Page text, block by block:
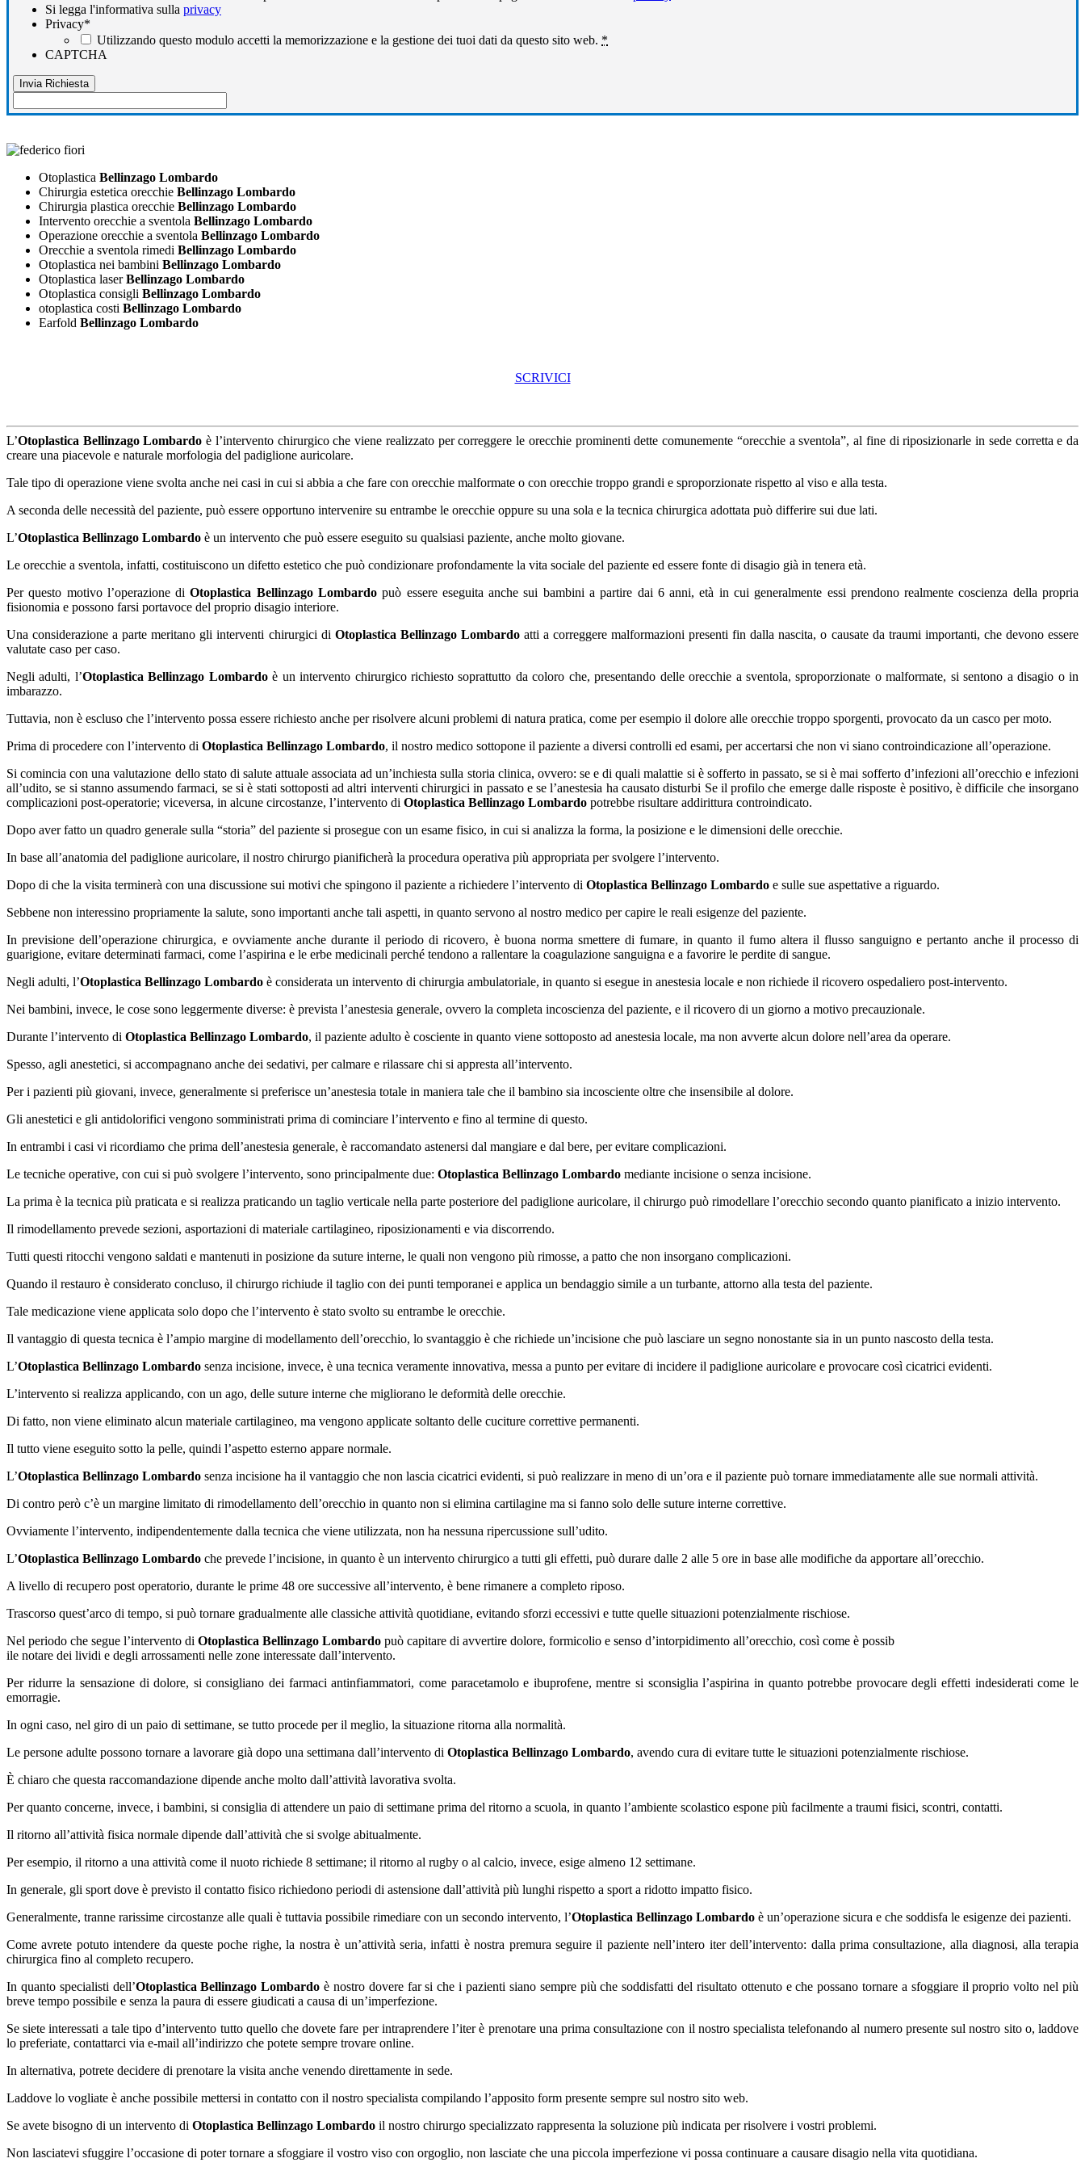
Si legga l'informativa sulla privacy
Privacy*
Utilizzando questo modulo accetti la memorizzazione e la gestione dei tuoi dati da questo sito web. *
CAPTCHA
Otoplastica Bellinzago Lombardo
Chirurgia estetica orecchie Bellinzago Lombardo
Chirurgia plastica orecchie Bellinzago Lombardo
Intervento orecchie a sventola Bellinzago Lombardo
Operazione orecchie a sventola Bellinzago Lombardo
Orecchie a sventola rimedi Bellinzago Lombardo
Otoplastica nei bambini Bellinzago Lombardo
Otoplastica laserBellinzago Lombardo
Otoplastica consigli Bellinzago Lombardo
otoplastica costi Bellinzago Lombardo
Earfold Bellinzago Lombardo
SCRIVICI
L’Otoplastica Bellinzago Lombardo è l’intervento chirurgico che viene realizzato per correggere le orecchie prominenti dette comunemente “orecchie a sventola”, al fine di riposizionarle in sede corretta e da
creare una piacevole e naturale morfologia del padiglione auricolare.
Tale tipo di operazione viene svolta anche nei casi in cui si abbia a che fare con orecchie malformate o con orecchie troppo grandi e sproporzionate rispetto al viso e alla testa.
A seconda delle necessità del paziente, può essere opportuno intervenire su entrambe le orecchie oppure su una sola e la tecnica chirurgica adottata può differire sui due lati.
L’Otoplastica Bellinzago Lombardo è un intervento che può essere eseguito su qualsiasi paziente, anche molto giovane.
Le orecchie a sventola, infatti, costituiscono un difetto estetico che può condizionare profondamente la vita sociale del paziente ed essere fonte di disagio già in tenera età.
Per questo motivo l’operazione diOtoplastica Bellinzago Lombardo può essere eseguita anche sui bambini a partire dai 6 anni, età in cui generalmente essi prendono realmente coscienza della propria
fisionomia e possono farsi portavoce del proprio disagio interiore.
Una considerazione a parte meritano gli interventi chirurgici di Otoplastica Bellinzago Lombardoatti a correggere malformazioni presenti fin dalla nascita, o causate da traumi importanti, che devono essere
valutate caso per caso.
Negli adulti, l’Otoplastica Bellinzago Lombardoè un intervento chirurgico richiesto soprattutto da coloro che, presentando delle orecchie a sventola, sproporzionate o malformate, si sentono a disagio o in
imbarazzo.
Tuttavia, non è escluso che l’intervento possa essere richiesto anche per risolvere alcuni problemi di natura pratica, come per esempio il dolore alle orecchie troppo sporgenti, provocato da un casco per moto.
Prima di procedere con l’intervento di Otoplastica Bellinzago Lombardo, il nostro medico sottopone il paziente a diversi controlli ed esami, per accertarsi che non vi siano controindicazione all’operazione.
Si comincia con una valutazione dello stato di salute attuale associata ad un’inchiesta sulla storia clinica, ovvero: se e di quali malattie si è sofferto in passato, se si è mai sofferto d’infezioni all’orecchio e infezioni
all’udito, se si stanno assumendo farmaci, se si è stati sottoposti ad altri interventi chirurgici in passato e se l’anestesia ha causato disturbi Se il profilo che emerge dalle risposte è positivo, è difficile che insorgano
complicazioni post-operatorie; viceversa, in alcune circostanze, l’intervento di Otoplastica Bellinzago Lombardo potrebbe risultare addirittura controindicato.
Dopo aver fatto un quadro generale sulla “storia” del paziente si prosegue con un esame fisico, in cui si analizza la forma, la posizione e le dimensioni delle orecchie.
In base all’anatomia del padiglione auricolare, il nostro chirurgo pianificherà la procedura operativa più appropriata per svolgere l’intervento.
Dopo di che la visita terminerà con una discussione sui motivi che spingono il paziente a richiedere l’intervento di Otoplastica Bellinzago Lombardo e sulle sue aspettative a riguardo.
Sebbene non interessino propriamente la salute, sono importanti anche tali aspetti, in quanto servono al nostro medico per capire le reali esigenze del paziente.
In previsione dell’operazione chirurgica, e ovviamente anche durante il periodo di ricovero, è buona norma smettere di fumare, in quanto il fumo altera il flusso sanguigno e pertanto anche il processo di
guarigione, evitare determinati farmaci, come l’aspirina e le erbe medicinali perché tendono a rallentare la coagulazione sanguigna e a favorire le perdite di sangue.
Negli adulti, l’Otoplastica Bellinzago Lombardo è considerata un intervento di chirurgia ambulatoriale, in quanto si esegue in anestesia locale e non richiede il ricovero ospedaliero post-intervento.
Nei bambini, invece, le cose sono leggermente diverse: è prevista l’anestesia generale, ovvero la completa incoscienza del paziente, e il ricovero di un giorno a motivo precauzionale.
Durante l’intervento di Otoplastica Bellinzago Lombardo, il paziente adulto è cosciente in quanto viene sottoposto ad anestesia locale, ma non avverte alcun dolore nell’area da operare.
Spesso, agli anestetici, si accompagnano anche dei sedativi, per calmare e rilassare chi si appresta all’intervento.
Per i pazienti più giovani, invece, generalmente si preferisce un’anestesia totale in maniera tale che il bambino sia incosciente oltre che insensibile al dolore.
Gli anestetici e gli antidolorifici vengono somministrati prima di cominciare l’intervento e fino al termine di questo.
In entrambi i casi vi ricordiamo che prima dell’anestesia generale, è raccomandato astenersi dal mangiare e dal bere, per evitare complicazioni.
Le tecniche operative, con cui si può svolgere l’intervento, sono principalmente due: Otoplastica Bellinzago Lombardo mediante incisione o senza incisione.
La prima è la tecnica più praticata e si realizza praticando un taglio verticale nella parte posteriore del padiglione auricolare, il chirurgo può rimodellare l’orecchio secondo quanto pianificato a inizio intervento.
Il rimodellamento prevede sezioni, asportazioni di materiale cartilagineo, riposizionamenti e via discorrendo.
Tutti questi ritocchi vengono saldati e mantenuti in posizione da suture interne, le quali non vengono più rimosse, a patto che non insorgano complicazioni.
Quando il restauro è considerato concluso, il chirurgo richiude il taglio con dei punti temporanei e applica un bendaggio simile a un turbante, attorno alla testa del paziente.
Tale medicazione viene applicata solo dopo che l’intervento è stato svolto su entrambe le orecchie.
Il vantaggio di questa tecnica è l’ampio margine di modellamento dell’orecchio, lo svantaggio è che richiede un’incisione che può lasciare un segno nonostante sia in un punto nascosto della testa.
L’Otoplastica Bellinzago Lombardo senza incisione, invece, è una tecnica veramente innovativa, messa a punto per evitare di incidere il padiglione auricolare e provocare così cicatrici evidenti.
L’intervento si realizza applicando, con un ago, delle suture interne che migliorano le deformità delle orecchie.
Di fatto, non viene eliminato alcun materiale cartilagineo, ma vengono applicate soltanto delle cuciture correttive permanenti.
Il tutto viene eseguito sotto la pelle, quindi l’aspetto esterno appare normale.
L’Otoplastica Bellinzago Lombardo senza incisione ha il vantaggio che non lascia cicatrici evidenti, si può realizzare in meno di un’ora e il paziente può tornare immediatamente alle sue normali attività.
Di contro però c’è un margine limitato di rimodellamento dell’orecchio in quanto non si elimina cartilagine ma si fanno solo delle suture interne correttive.
Ovviamente l’intervento, indipendentemente dalla tecnica che viene utilizzata, non ha nessuna ripercussione sull’udito.
L’Otoplastica Bellinzago Lombardo che prevede l’incisione, in quanto è un intervento chirurgico a tutti gli effetti, può durare dalle 2 alle 5 ore in base alle modifiche da apportare all’orecchio.
A livello di recupero post operatorio, durante le prime 48 ore successive all’intervento, è bene rimanere a completo riposo.
Trascorso quest’arco di tempo, si può tornare gradualmente alle classiche attività quotidiane, evitando sforzi eccessivi e tutte quelle situazioni potenzialmente rischiose.
Nel periodo che segue l’intervento di Otoplastica Bellinzago Lombardo può capitare di avvertire dolore, formicolio e senso d’intorpidimento all’orecchio, così come è possib
ile notare dei lividi e degli arrossamenti nelle zone interessate dall’intervento.
Per ridurre la sensazione di dolore, si consigliano dei farmaci antinfiammatori, come paracetamolo e ibuprofene, mentre si sconsiglia l’aspirina in quanto potrebbe provocare degli effetti indesiderati come le
emorragie.
In ogni caso, nel giro di un paio di settimane, se tutto procede per il meglio, la situazione ritorna alla normalità.
Le persone adulte possono tornare a lavorare già dopo una settimana dall’intervento di Otoplastica Bellinzago Lombardo, avendo cura di evitare tutte le situazioni potenzialmente rischiose.
È chiaro che questa raccomandazione dipende anche molto dall’attività lavorativa svolta.
Per quanto concerne, invece, i bambini, si consiglia di attendere un paio di settimane prima del ritorno a scuola, in quanto l’ambiente scolastico espone più facilmente a traumi fisici, scontri, contatti.
Il ritorno all’attività fisica normale dipende dall’attività che si svolge abitualmente.
Per esempio, il ritorno a una attività come il nuoto richiede 8 settimane; il ritorno al rugby o al calcio, invece, esige almeno 12 settimane.
In generale, gli sport dove è previsto il contatto fisico richiedono periodi di astensione dall’attività più lunghi rispetto a sport a ridotto impatto fisico.
Generalmente, tranne rarissime circostanze alle quali è tuttavia possibile rimediare con un secondo intervento, l’Otoplastica Bellinzago Lombardo è un’operazione sicura e che soddisfa le esigenze dei pazienti.
Come avrete potuto intendere da queste poche righe, la nostra è un’attività seria, infatti è nostra premura seguire il paziente nell’intero iter dell’intervento: dalla prima consultazione, alla diagnosi, alla terapia
chirurgica fino al completo recupero.
In quanto specialisti dell’Otoplastica Bellinzago Lombardo è nostro dovere far si che i pazienti siano sempre più che soddisfatti del risultato ottenuto e che possano tornare a sfoggiare il proprio volto nel più
breve tempo possibile e senza la paura di essere giudicati a causa di un’imperfezione.
Se siete interessati a tale tipo d’intervento tutto quello che dovete fare per intraprendere l’iter è prenotare una prima consultazione con il nostro specialista telefonando al numero presente sul nostro sito o, laddove
lo preferiate, contattarci via e-mail all’indirizzo che potete sempre trovare online.
In alternativa, potrete decidere di prenotare la visita anche venendo direttamente in sede.
Laddove lo vogliate è anche possibile mettersi in contatto con il nostro specialista compilando l’apposito form presente sempre sul nostro sito web.
Se avete bisogno di un intervento di Otoplastica Bellinzago Lombardo il nostro chirurgo specializzato rappresenta la soluzione più indicata per risolvere i vostri problemi.
Non lasciatevi sfuggire l’occasione di poter tornare a sfoggiare il vostro viso con orgoglio, non lasciate che una piccola imperfezione vi possa continuare a causare disagio nella vita quotidiana.